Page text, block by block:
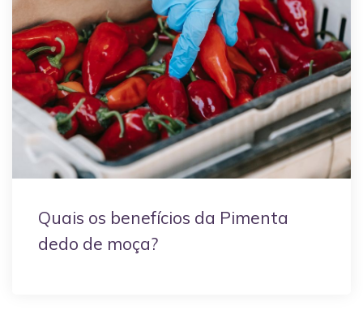
Quais os benefícios da Pimenta
dedo de moça?